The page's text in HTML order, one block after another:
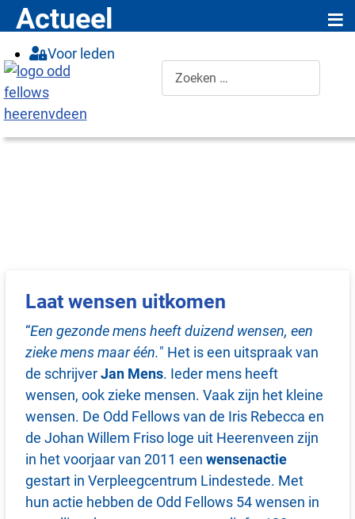
Voor leden
Laat wensen uitkomen
“Een gezonde mens heeft duizend wensen, een
zieke mens maar één." Het is een uitspraak van
de schrijverJan Mens. Ieder mens heeft
wensen, ook zieke mensen. Vaak zijn het kleine
wensen. De Odd Fellows van de Iris Rebecca en
de Johan Willem Friso loge uit Heerenveen zijn
in het voorjaar van 2011 eenwensenactie
gestart in Verpleegcentrum Lindestede. Met
hun actie hebben de Odd Fellows 54 wensen in
Actueel ≡